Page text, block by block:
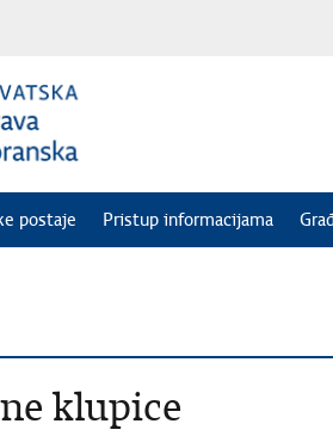
postaje Pristup informacijama
klupice